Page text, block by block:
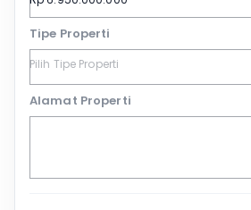
Tipe Properti
Alamat Properti